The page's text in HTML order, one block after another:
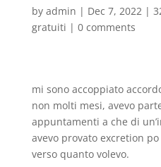
by admin | Dec 7, 2022|
gratuiti | 0 comments
mi sono accoppiato
non molti mesi, avevo
appuntamenti a che di
avevo provato excretion
verso quanto volevo.